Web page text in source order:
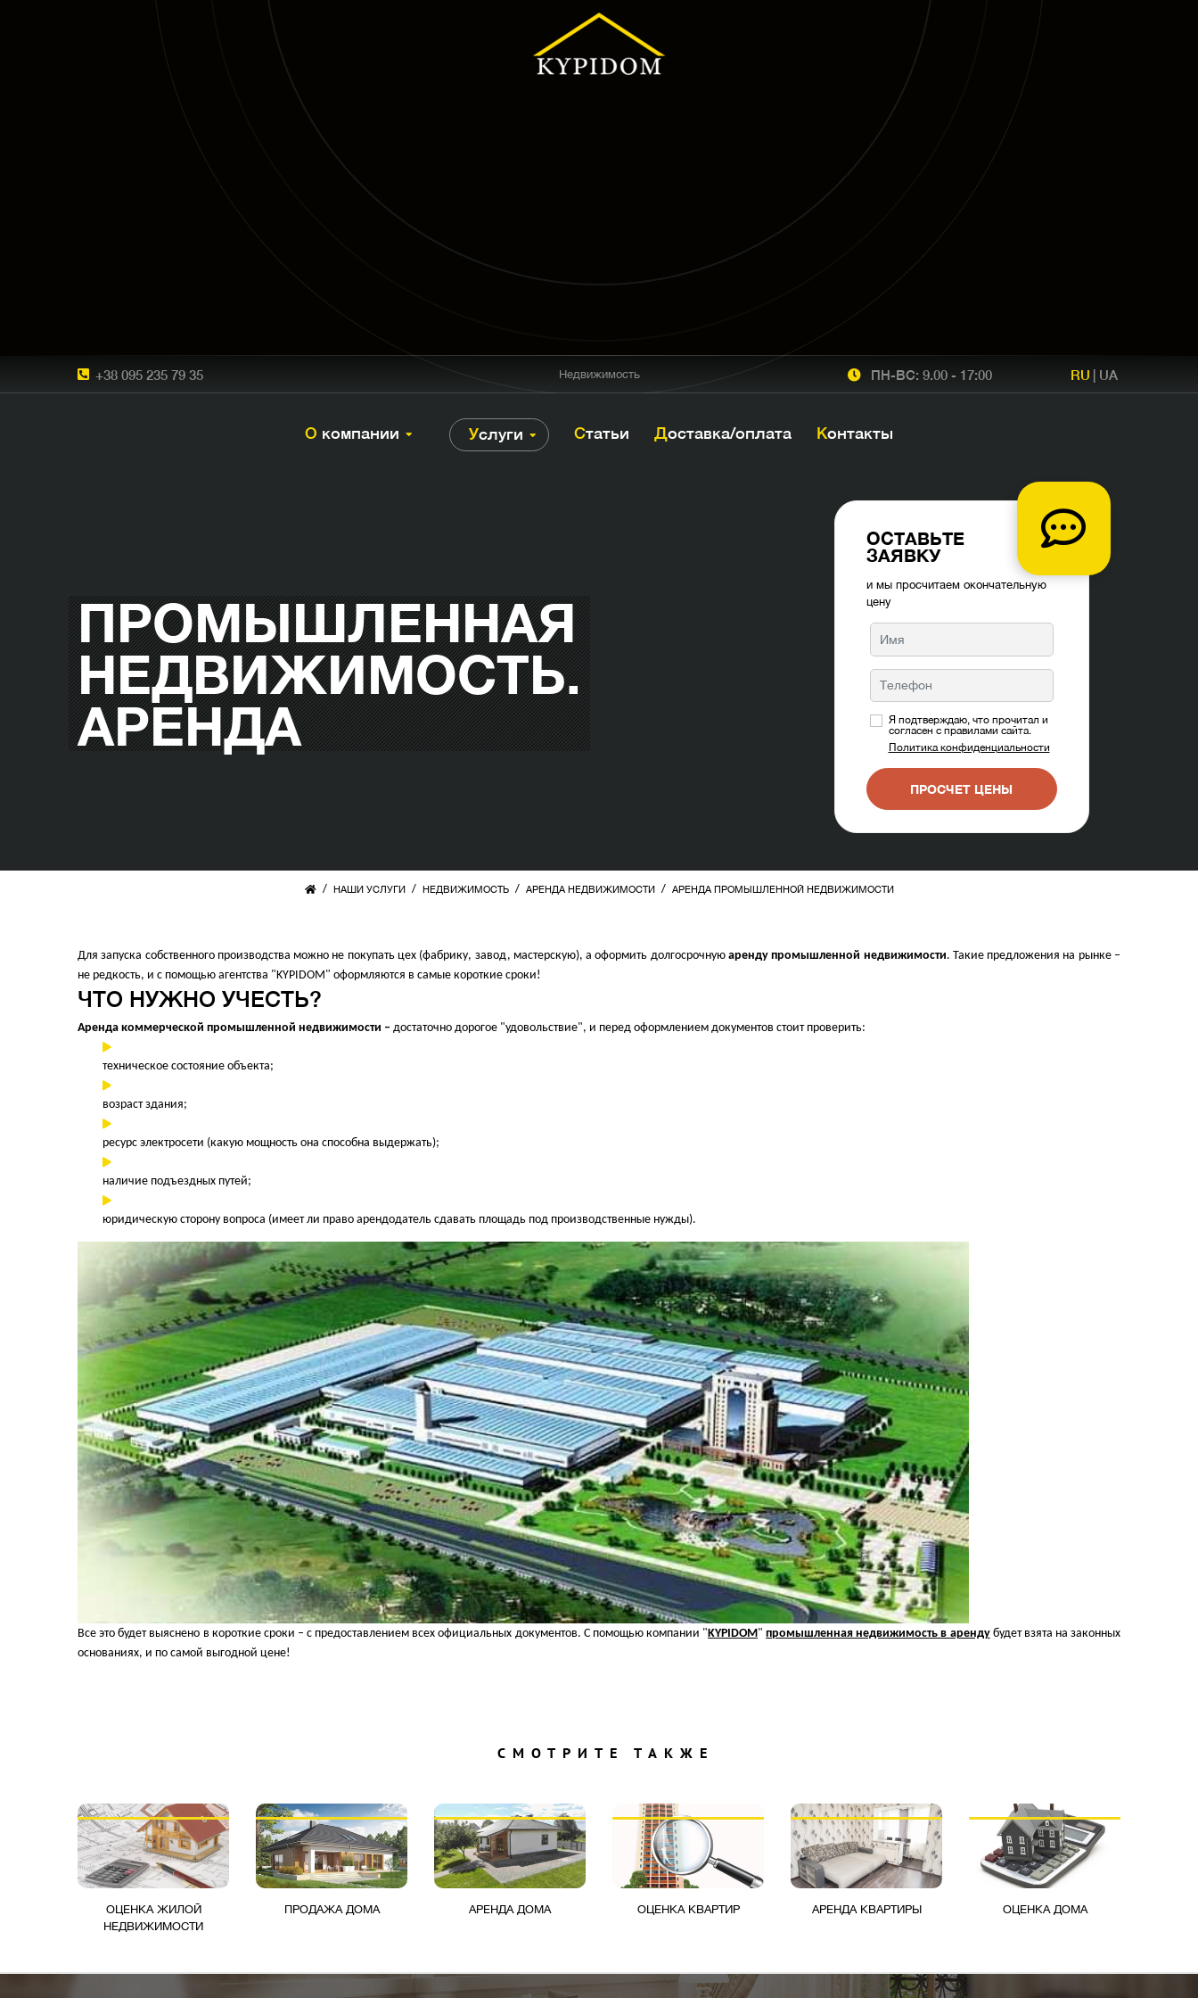
+38 095 235 79 35 Недвижимость ПН-ВС: 9.00 - 17:00 RU | UA
О компании Услуги Статьи Доставка/оплата Контакты
ПРОМЫШЛЕННАЯ
НЕДВИЖИМОСТЬ.
АРЕНДА
ОСТАВЬТЕ
ЗАЯВКУ
и мы просчитаем окончательную
цену
Я подтверждаю, что прочитал и
согласен с правилами сайта.
Политика конфиденциальности
ПРОСЧЕТ ЦЕНЫ
/ НАШИ УСЛУГИ / НЕДВИЖИМОСТЬ / АРЕНДА НЕДВИЖИМОСТИ / АРЕНДА ПРОМЫШЛЕННОЙ НЕДВИЖИМОСТИ
Для запуска собственного производства можно не покупать цех (фабрику, завод, мастерскую), а оформить долгосрочную аренду промышленной недвижимости. Такие предложения на рынке –
не редкость, и с помощью агентства "KYPIDOM" оформляются в самые короткие сроки!
ЧТО НУЖНО УЧЕСТЬ?
Аренда коммерческой промышленной недвижимости – достаточно дорогое "удовольствие", и перед оформлением документов стоит проверить:
техническое состояние объекта;
возраст здания;
ресурс электросети (какую мощность она способна выдержать);
наличие подъездных путей;
юридическую сторону вопроса (имеет ли право арендодатель сдавать площадь под производственные нужды).
Все это будет выяснено в короткие сроки – с предоставлением всех официальных документов. С помощью компании " KYPIDOM "промышленная недвижимость в аренду будет взята на законных
основаниях, и по самой выгодной цене!
СМОТРИТЕ ТАКЖЕ
ОЦЕНКА ЖИЛОЙ
НЕДВИЖИМОСТИ
ПРОДАЖА ДОМА АРЕНДА ДОМА ОЦЕНКА КВАРТИР АРЕНДА КВАРТИРЫ ОЦЕНКА ДОМА